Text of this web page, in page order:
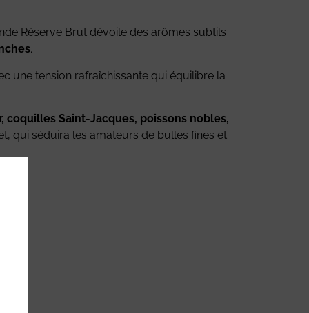
Réserve Brut dévoile des arômes subtils
.
une tension rafraîchissante qui équilibre la
coquilles Saint-Jacques, poissons nobles,
qui séduira les amateurs de bulles fines et